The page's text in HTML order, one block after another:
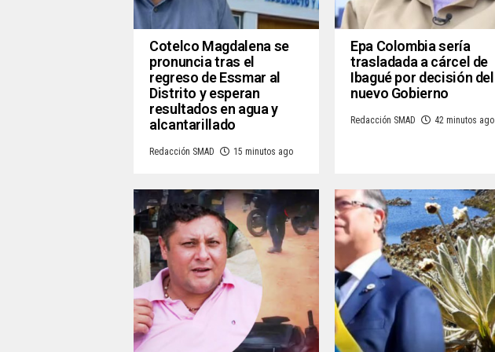
Cotelco Magdalena se
pronuncia tras el
regreso de Essmar al
Distrito y esperan
resultados en agua y
alcantarillado
Redacción SMAD 15 minutos ago
Epa Colombia sería
trasladada a cárcel de
Ibagué por decisión del
nuevo Gobierno
Redacción SMAD 42 minutos ago